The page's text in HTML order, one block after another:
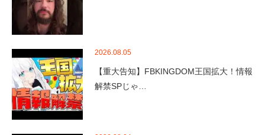
2026.08.05
【重大告知】FBKINGDOM王国拡大！情報
解禁SPじゃ…